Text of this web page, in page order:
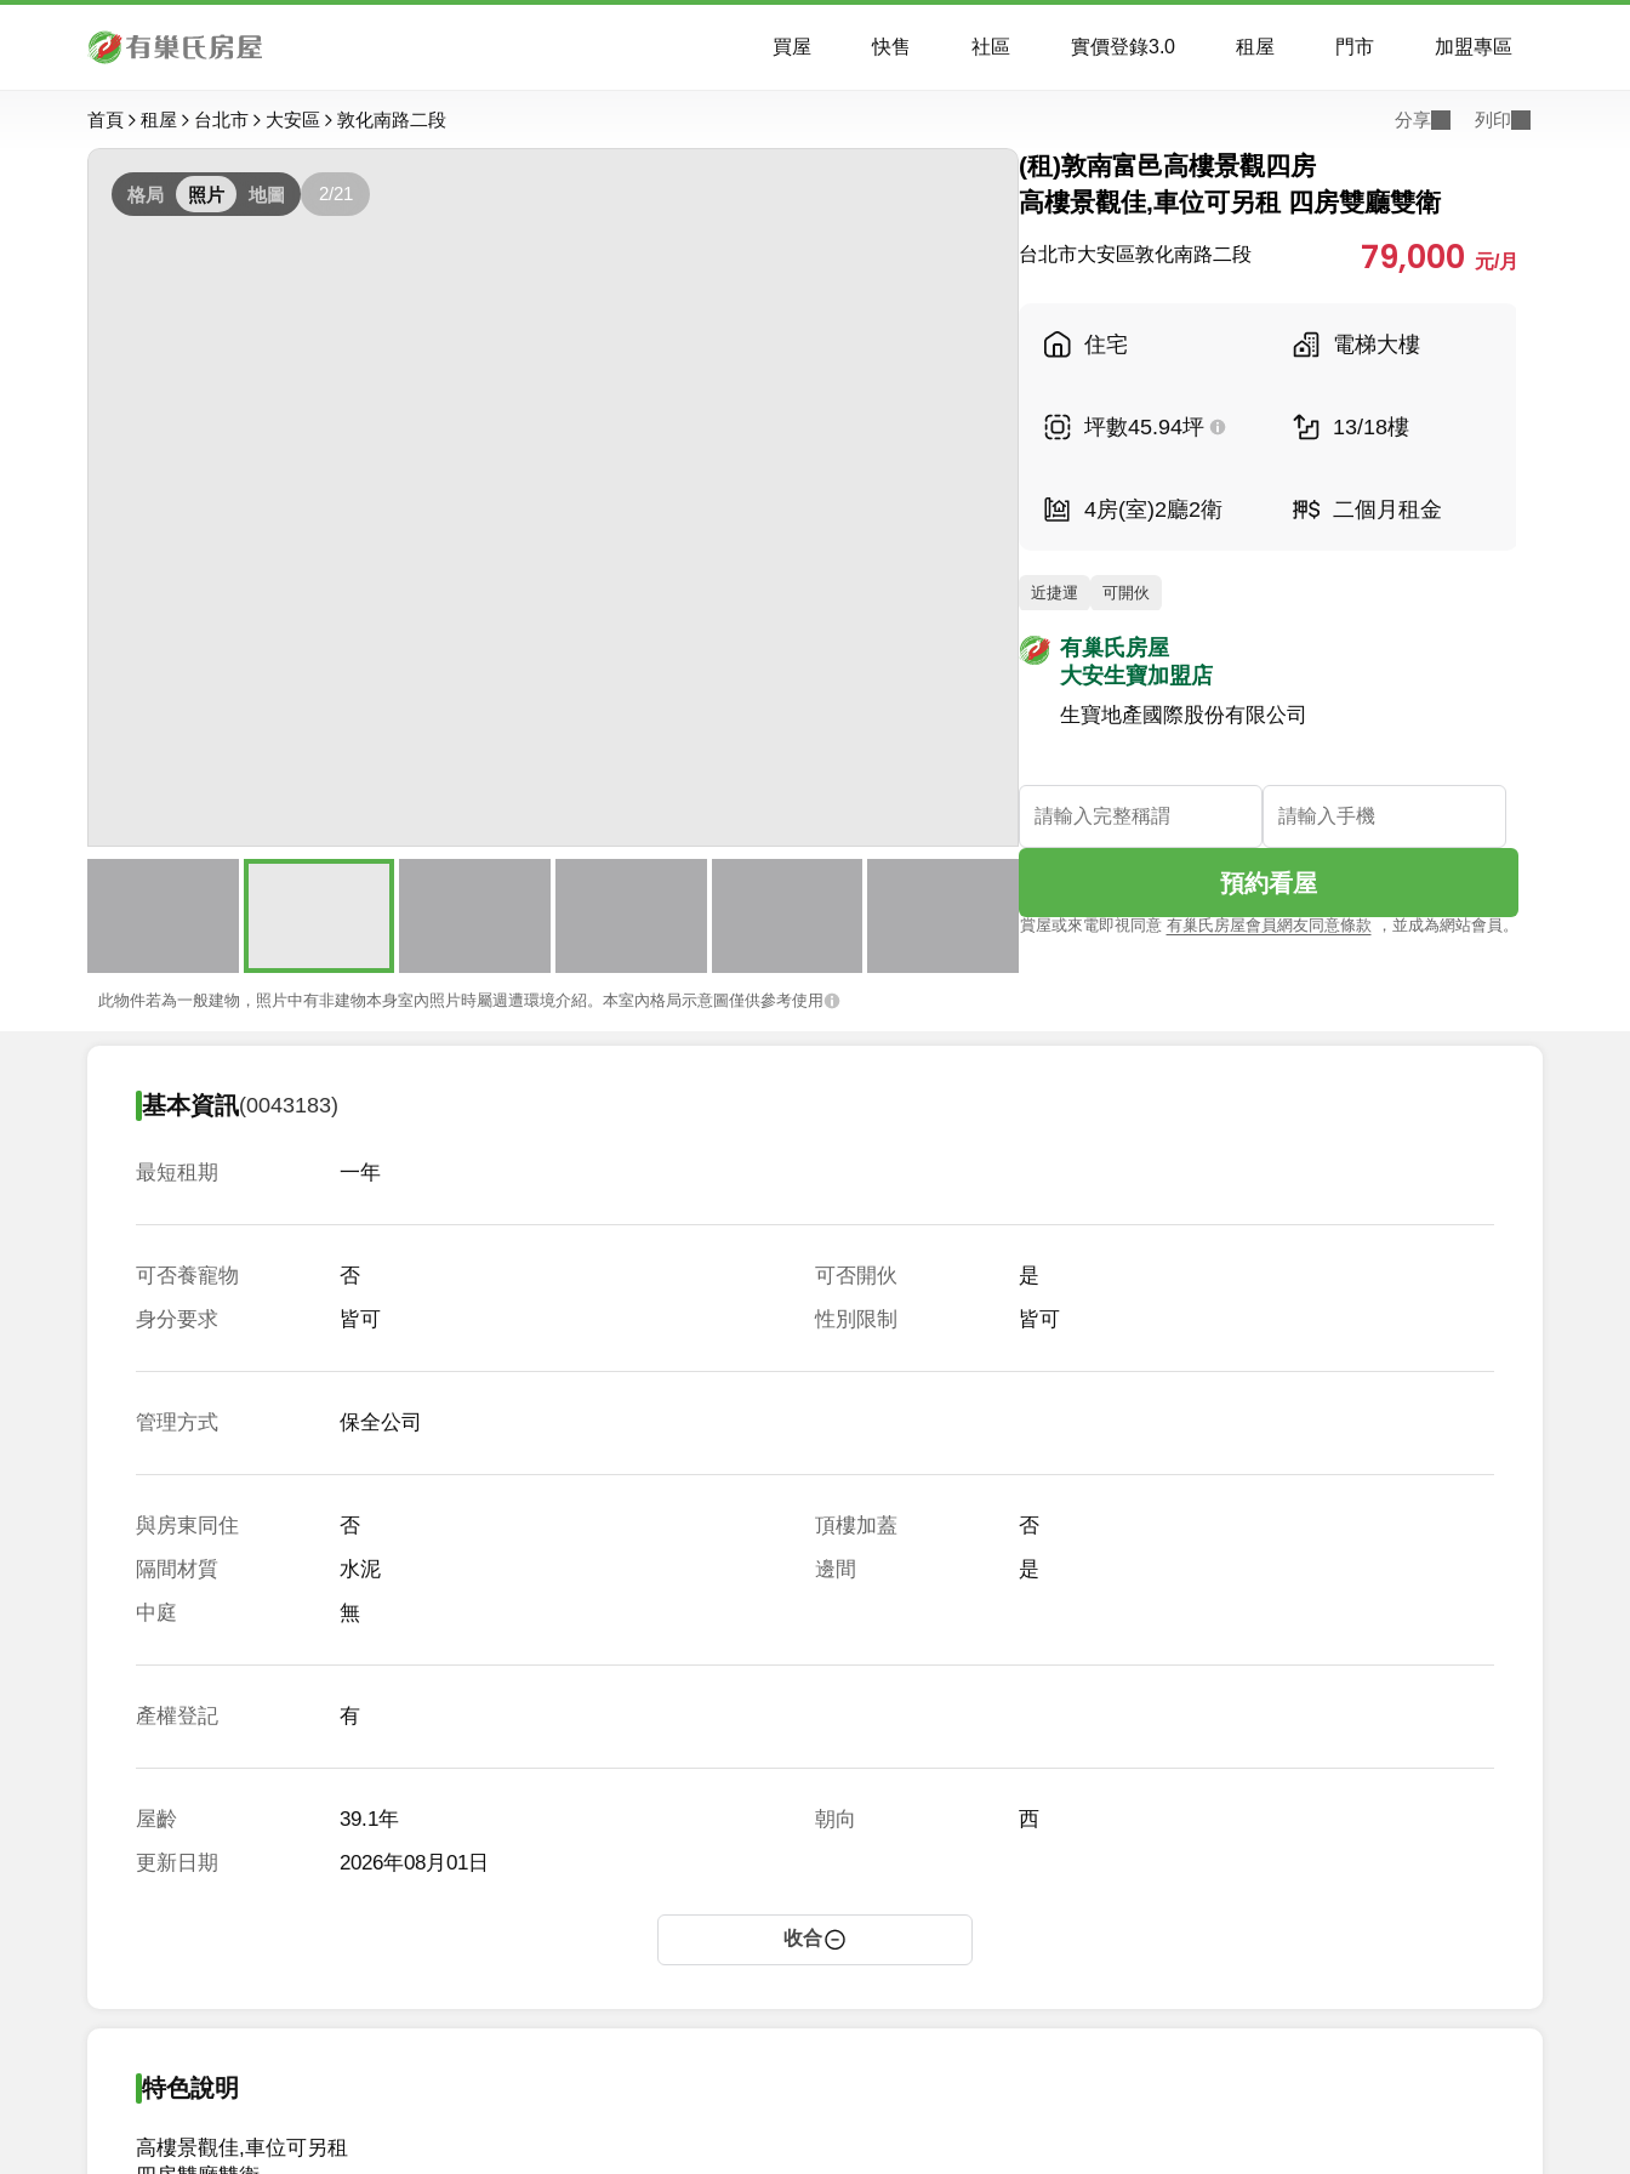
買屋 快售 社區 實價登錄3.0 租屋 門市 加盟專區
首頁 租屋 台北市 大安區 敦化南路二段 分享 列印
格局 照片 地圖 2/21
此物件若為一般建物，照片中有非建物本身室內照片時屬週遭環境介紹。本室內格局示意圖僅供參考使用
(租)敦南富邑高樓景觀四房
高樓景觀佳,車位可另租 四房雙廳雙衛
台北市大安區敦化南路二段 79,000 元/月
住宅 電梯大樓
坪數45.94坪 13/18樓
4房(室)2廳2衛 二個月租金
近捷運 可開伙
有巢氏房屋
大安生寶加盟店
生寶地產國際股份有限公司
預約看屋
賞屋或來電即視同意 有巢氏房屋會員網友同意條款 ，並成為網站會員。
基本資訊(0043183)
最短租期 一年
可否養寵物 否 可否開伙
是
身分要求
皆可 性別限制 皆可
管理方式 保全公司
與房東同住 否 頂樓加蓋
否
隔間材質
水泥 邊間
是
中庭
無
產權登記 有
屋齡 39.1年 朝向
西
更新日期
2026年08月01日
收合
特色說明
高樓景觀佳,車位可另租